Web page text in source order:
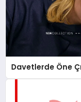
Davetlerde Öne